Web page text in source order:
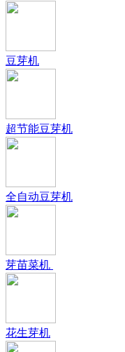
豆芽机
超节能豆芽机
全自动豆芽机
芽苗菜机
花生芽机